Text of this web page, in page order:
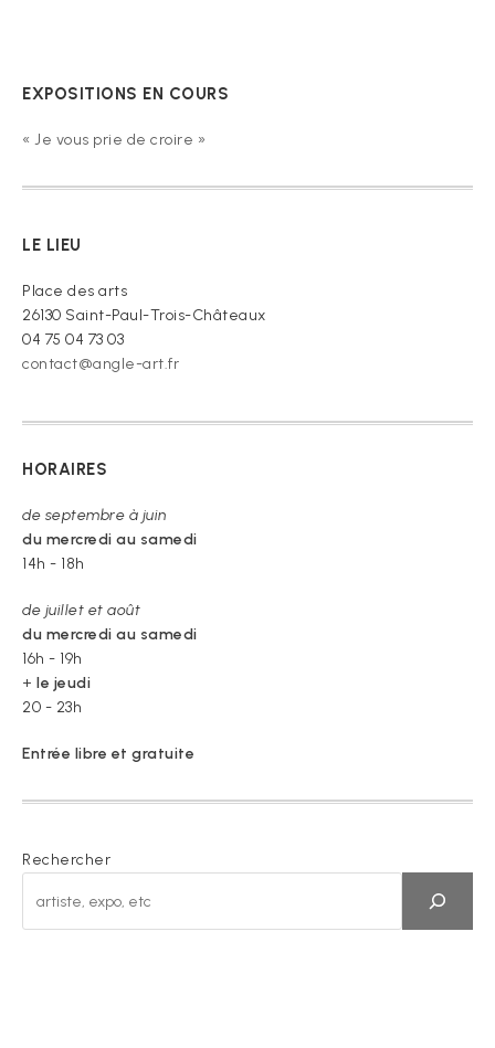
EXPOSITIONS EN COURS
« Je vous prie de croire »
LE LIEU
Place des arts
26130 Saint-Paul-Trois-Châteaux
04 75 04 73 03
contact@angle-art.fr
HORAIRES
de septembre à juin
du mercredi au samedi
14h - 18h
de juillet et août
du mercredi au samedi
16h - 19h
+ le jeudi
20 - 23h
Entrée libre et gratuite
Rechercher